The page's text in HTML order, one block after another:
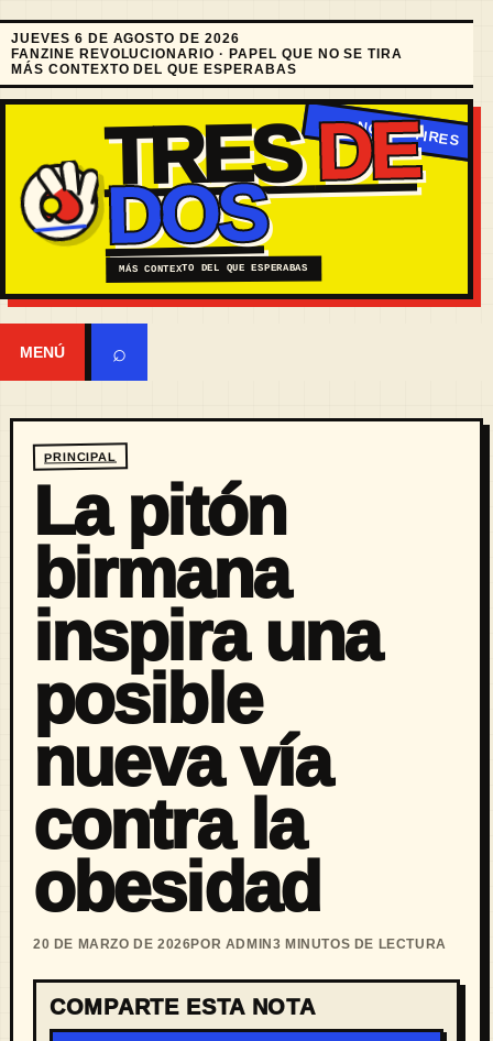
JUEVES 6 DE AGOSTO DE 2026
FANZINE REVOLUCIONARIO · PAPEL QUE NO SE TIRA
MÁS CONTEXTO DEL QUE ESPERABAS
TRESDE
DOS
MÁS CONTEXTO DEL QUE ESPERABAS
MENÚ ⌕
PRINCIPAL
La pitón
birmana
inspira una
posible
nueva vía
contra la
obesidad
20 DE MARZO DE 2026POR ADMIN 3 MINUTOS DE LECTURA
COMPARTE ESTA NOTA